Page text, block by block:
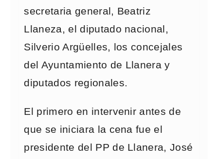
secretaria general, Beatriz
Llaneza, el diputado nacional,
Silverio Argüelles, los concejales
del Ayuntamiento de Llanera y
diputados regionales.
El primero en intervenir antes de
que se iniciara la cena fue el
presidente del PP de Llanera, José